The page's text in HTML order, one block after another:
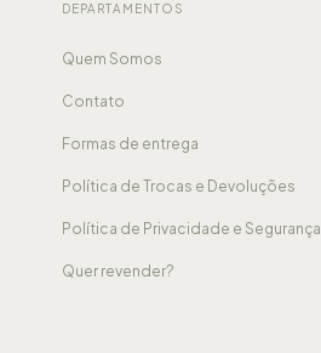
DEPARTAMENTOS
Quem Somos
Contato
Formas de entrega
Política de Trocas e Devoluções
Política de Privacidade e Segurança
Quer revender?